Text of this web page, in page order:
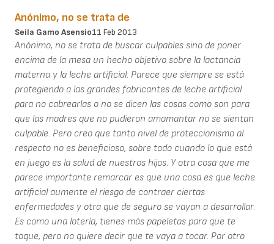
Anónimo, no se trata de
Seila Gamo Asensio11 Feb 2013
Anónimo, no se trata de buscar culpables sino de poner
encima de la mesa un hecho objetivo sobre la lactancia
materna y la leche artificial. Parece que siempre se está
protegiendo a las grandes fabricantes de leche artificial
para no cabrearlas o no se dicen las cosas como son para
que las madres que no pudieron amamantar no se sientan
culpable. Pero creo que tanto nivel de proteccionismo al
respecto no es beneficioso, sobre todo cuando lo que está
en juego es la salud de nuestros hijos. Y otra cosa que me
parece importante remarcar es que una cosa es que leche
artificial aumente el riesgo de contraer ciertas
enfermedades y otra que de seguro se vayan a desarrollar.
Es como una lotería, tienes más papeletas para que te
toque, pero no quiere decir que te vaya a tocar. Por otro